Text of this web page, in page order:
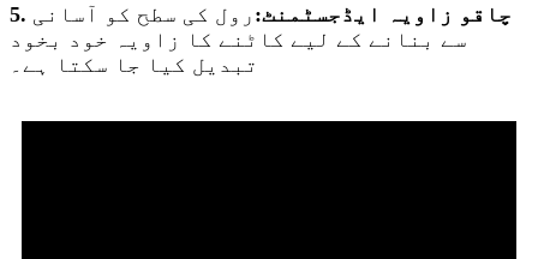
5. چاقو زاویہ ایڈجسٹمنٹ: رول کی سطح کو آسانی
سے بنانے کے لیے کاٹنے کا زاویہ خود بخود
تبدیل کیا جا سکتا ہے۔